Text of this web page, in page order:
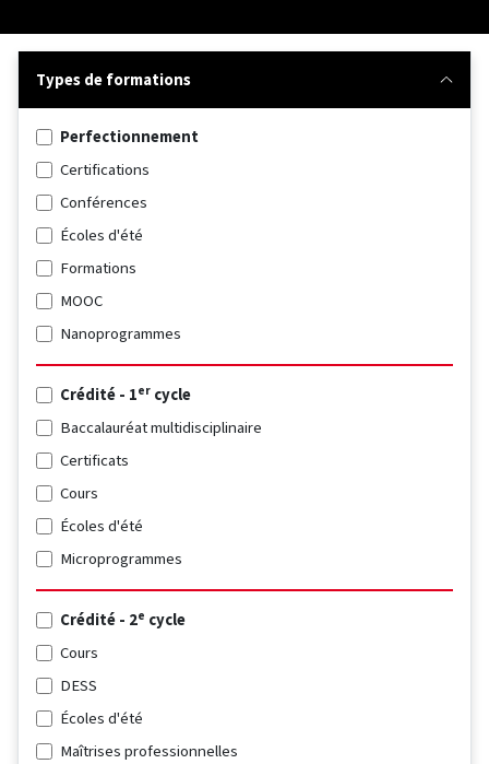
Types de formations
Perfectionnement
Certifications
Conférences
Écoles d'été
Formations
MOOC
Nanoprogrammes
Crédité - 1er cycle
Baccalauréat multidisciplinaire
Certificats
Cours
Écoles d'été
Microprogrammes
Crédité - 2e cycle
Cours
DESS
Écoles d'été
Maîtrises professionnelles